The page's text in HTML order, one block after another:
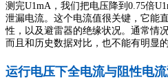
测完U1mA，我们把电压降到0.75倍
泄漏电流。这个电流值很关键，它能
性，以及避雷器的绝缘状况。通常情
而且和历史数据对比，也不能有明显
运行电压下全电流与阻性电